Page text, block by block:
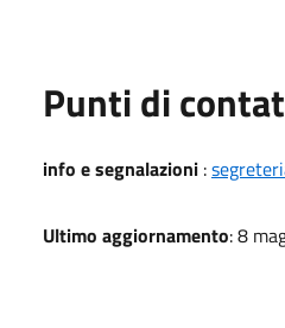
Punti di
info e segnalazioni :
Ultimo aggiornamento: 8